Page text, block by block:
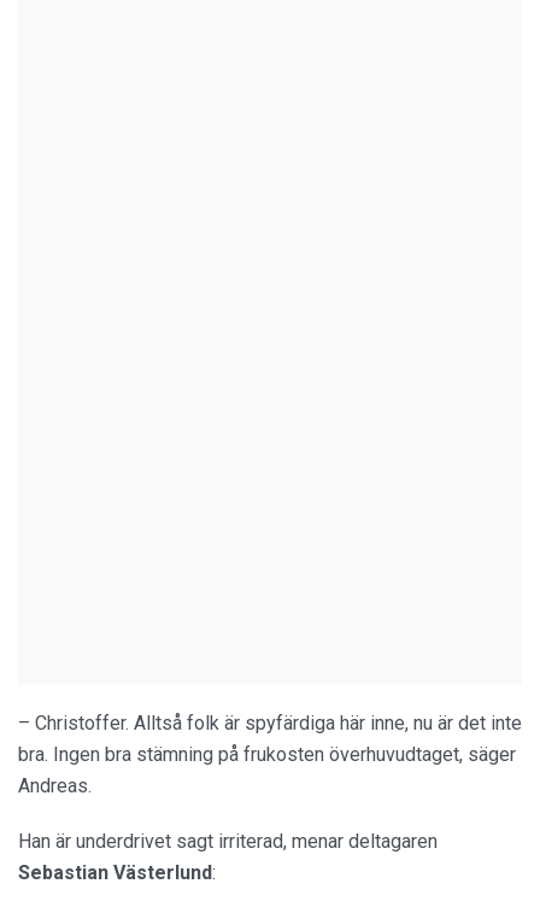
– Christoffer. Alltså folk är spyfärdiga här inne, nu är det inte
bra. Ingen bra stämning på frukosten överhuvudtaget, säger
Andreas.
Han är underdrivet sagt irriterad, menar deltagaren
Sebastian Västerlund: